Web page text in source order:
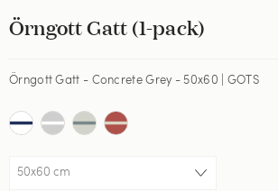
Örngott Gatt (1-pack)
Örngott Gatt - Concrete Grey - 50x60 | GOTS